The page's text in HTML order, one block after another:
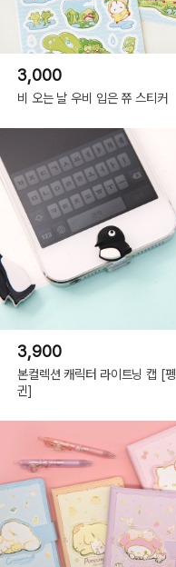
3,000
비 오는 날 우비 입은 쮸 스티커
3,900
본컬렉션 캐릭터 라이트닝 캡 [펭
귄]